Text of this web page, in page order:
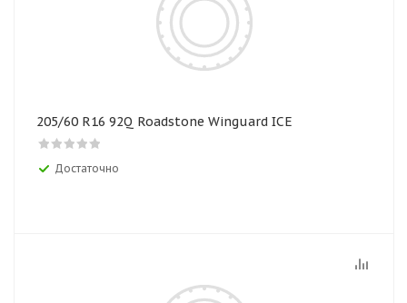
205/60 R16 92Q Roadstone Winguard ICE
Достаточно